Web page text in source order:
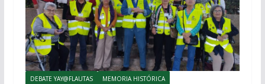
DEBATE YAY@FLAUTAS MEMORIA HISTÓRICA